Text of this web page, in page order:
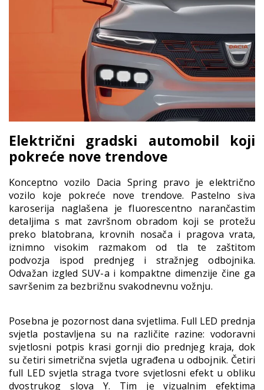
Električni gradski automobil koji
pokreće nove trendove
Konceptno vozilo Dacia Spring pravo je električno
vozilo koje pokreće nove trendove. Pastelno siva
karoserija naglašena je fluorescentno narančastim
detaljima s mat završnom obradom koji se protežu
preko blatobrana, krovnih nosača i pragova vrata,
iznimno visokim razmakom od tla te zaštitom
podvozja ispod prednjeg i stražnjeg odbojnika.
Odvažan izgled SUV-a i kompaktne dimenzije čine ga
savršenim za bezbrižnu svakodnevnu vožnju.
Posebna je pozornost dana svjetlima. Full LED prednja
svjetla postavljena su na različite razine: vodoravni
svjetlosni potpis krasi gornji dio prednjeg kraja, dok
su četiri simetrična svjetla ugrađena u odbojnik. Četiri
full LED svjetla straga tvore svjetlosni efekt u obliku
dvostrukog slova Y. Tim je vizualnim efektima